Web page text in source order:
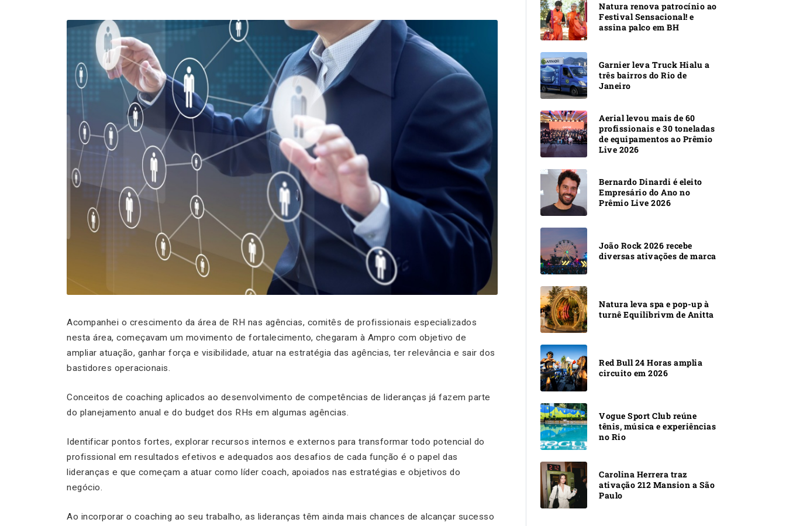
Acompanhei o crescimento da área de RH nas agências, comitês de profissionais especializados
nesta área, começavam um movimento de fortalecimento, chegaram à Ampro com objetivo de
ampliar atuação, ganhar força e visibilidade, atuar na estratégia das agências, ter relevância e sair dos
bastidores operacionais.
Conceitos de coaching aplicados ao desenvolvimento de competências de lideranças já fazem parte
do planejamento anual e do budget dos RHs em algumas agências.
Identificar pontos fortes, explorar recursos internos e externos para transformar todo potencial do
profissional em resultados efetivos e adequados aos desafios de cada função é o papel das
lideranças e que começam a atuar como líder coach, apoiados nas estratégias e objetivos do
negócio.
Ao incorporar o coaching ao seu trabalho, as lideranças têm ainda mais chances de alcançar sucesso
Natura renova patrocínio ao
Festival Sensacional! e
assina palco em BH
Garnier leva Truck Hialu a
três bairros do Rio de
Janeiro
Aerial levou mais de 60
profissionais e 30 toneladas
de equipamentos ao Prêmio
Live 2026
Bernardo Dinardi é eleito
Empresário do Ano no
Prêmio Live 2026
João Rock 2026 recebe
diversas ativações de marca
Natura leva spa e pop-up à
turnê Equilibrivm de Anitta
Red Bull 24 Horas amplia
circuito em 2026
Vogue Sport Club reúne
tênis, música e experiências
no Rio
Carolina Herrera traz
ativação 212 Mansion a São
Paulo